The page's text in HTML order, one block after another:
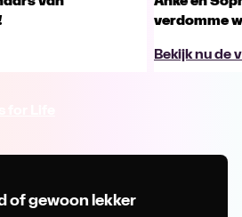
verdomme
Bekijk nu de
of gewoon lekker